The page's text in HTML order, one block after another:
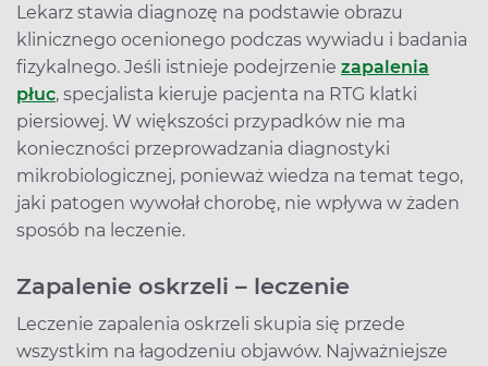
Lekarz stawia diagnozę na podstawie obrazu
klinicznego ocenionego podczas wywiadu i badania
fizykalnego. Jeśli istnieje podejrzenie zapalenia
płuc, specjalista kieruje pacjenta na RTG klatki
piersiowej. W większości przypadków nie ma
konieczności przeprowadzania diagnostyki
mikrobiologicznej, ponieważ wiedza na temat tego,
jaki patogen wywołał chorobę, nie wpływa w żaden
sposób na leczenie.
Zapalenie oskrzeli – leczenie
Leczenie zapalenia oskrzeli skupia się przede
wszystkim na łagodzeniu objawów. Najważniejsze